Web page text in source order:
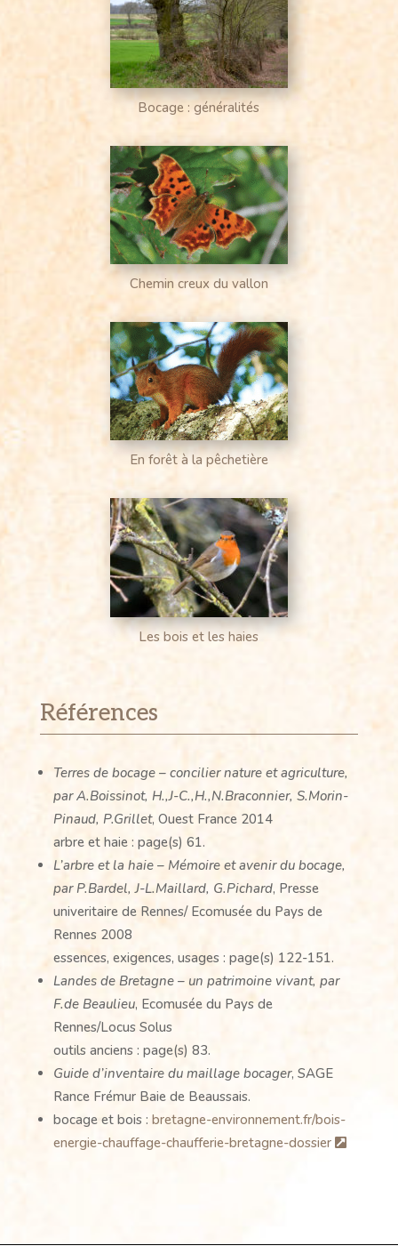
Bocage : généralités
Chemin creux du vallon
En forêt à la pêchetière
Les bois et les haies
Références
Terres de bocage – concilier nature et agriculture,
par A.Boissinot, H.,J-C.,H.,N.Braconnier, S.Morin-
Pinaud, P.Grillet, Ouest France 2014
arbre et haie : page(s) 61.
L’arbre et la haie – Mémoire et avenir du bocage,
par P.Bardel, J-L.Maillard, G.Pichard, Presse
univeritaire de Rennes/ Ecomusée du Pays de
Rennes 2008
essences, exigences, usages : page(s) 122-151.
Landes de Bretagne – un patrimoine vivant, par
F.de Beaulieu, Ecomusée du Pays de
Rennes/Locus Solus
outils anciens : page(s) 83.
Guide d’inventaire du maillage bocager, SAGE
Rance Frémur Baie de Beaussais.
bocage et bois : bretagne-environnement.fr/bois-
energie-chauffage-chaufferie-bretagne-dossier